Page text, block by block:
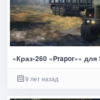
«Краз-260 «Prapor»»
9 лет назад